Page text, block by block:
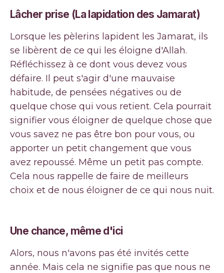
Lâcher prise (La lapidation des Jamarat)
Lorsque les pèlerins lapident les Jamarat, ils
se libèrent de ce qui les éloigne d'Allah.
Réfléchissez à ce dont vous devez vous
défaire. Il peut s'agir d'une mauvaise
habitude, de pensées négatives ou de
quelque chose qui vous retient. Cela pourrait
signifier vous éloigner de quelque chose que
vous savez ne pas être bon pour vous, ou
apporter un petit changement que vous
avez repoussé. Même un petit pas compte.
Cela nous rappelle de faire de meilleurs
choix et de nous éloigner de ce qui nous nuit.
Une chance, même d'ici
Alors, nous n'avons pas été invités cette
année. Mais cela ne signifie pas que nous ne